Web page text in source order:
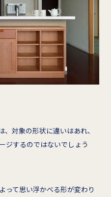
対象の形状に違いはあれ、
ジするのではないでしょう
って思い浮かべる形が変わり